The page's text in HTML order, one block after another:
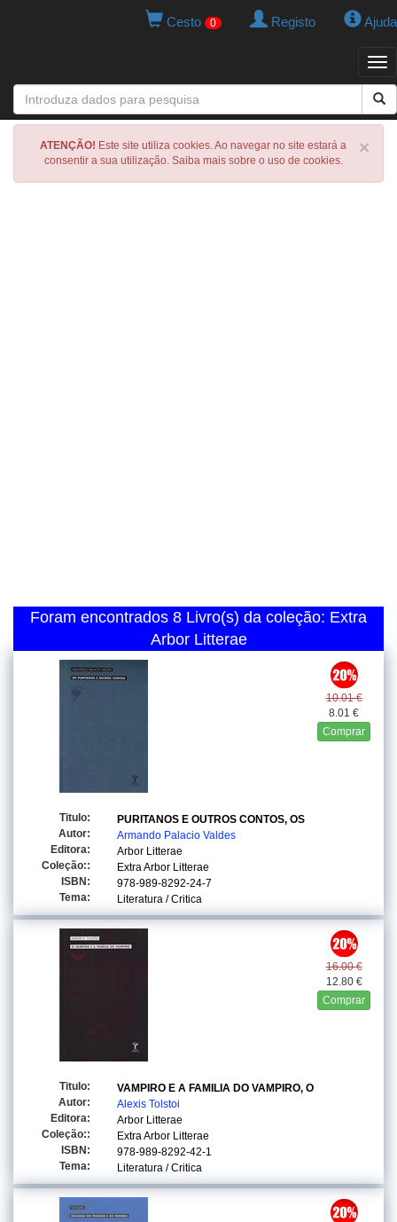
Cesto 0 Registo Ajuda
×
ATENÇÃO! Este site utiliza cookies. Ao navegar no site estará a
consentir a sua utilização. Saiba mais sobre o uso de cookies.
Foram encontrados 8 Livro(s) da coleção: Extra
Arbor Litterae
10.01 €
8.01 €
Comprar
Titulo:
PURITANOS E OUTROS CONTOS, OS
Autor:
Armando Palacio Valdes
Editora:
Arbor Litterae
Coleção::
Extra Arbor Litterae
ISBN:
978-989-8292-24-7
Tema:
Literatura / Critica
16.00 €
12.80 €
Comprar
Titulo:
VAMPIRO E A FAMILIA DO VAMPIRO, O
Autor:
Alexis Tolstoi
Editora:
Arbor Litterae
Coleção::
Extra Arbor Litterae
ISBN:
978-989-8292-42-1
Tema:
Literatura / Critica